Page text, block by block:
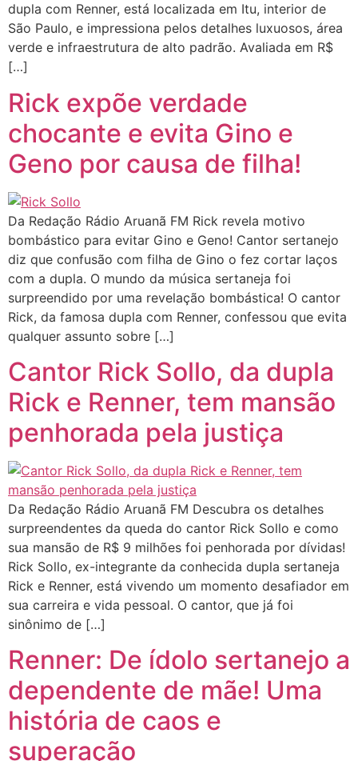
dupla com Renner, está localizada em Itu, interior de
São Paulo, e impressiona pelos detalhes luxuosos, área
verde e infraestrutura de alto padrão. Avaliada em R$
[…]
Rick expõe verdade
chocante e evita Gino e
Geno por causa de filha!
Da Redação Rádio Aruanã FM Rick revela motivo
bombástico para evitar Gino e Geno! Cantor sertanejo
diz que confusão com filha de Gino o fez cortar laços
com a dupla. O mundo da música sertaneja foi
surpreendido por uma revelação bombástica! O cantor
Rick, da famosa dupla com Renner, confessou que evita
qualquer assunto sobre […]
Cantor Rick Sollo, da dupla
Rick e Renner, tem mansão
penhorada pela justiça
Da Redação Rádio Aruanã FM Descubra os detalhes
surpreendentes da queda do cantor Rick Sollo e como
sua mansão de R$ 9 milhões foi penhorada por dívidas!
Rick Sollo, ex-integrante da conhecida dupla sertaneja
Rick e Renner, está vivendo um momento desafiador em
sua carreira e vida pessoal. O cantor, que já foi
sinônimo de […]
Renner: De ídolo sertanejo a
dependente de mãe! Uma
história de caos e
superação